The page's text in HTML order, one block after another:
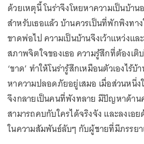
ด้วยเหตุนี้ โนร่าจึงโหยหาความเป็นบ้า
สำหรับเธอแล้ว บ้านควรเป็นที่พักพิงทา
ขาดพ่อไป ความเป็นบ้านจึงเว้าแหว่งแล
สภาพจิตใจของเธอ ความรู้สึกที่ต้องเติ
‘ขาด’ ทำให้โนร่ารู้สึกเหมือนตัวเองไร้บ้
หาความปลอดภัยอยู่เสมอ เมื่อส่วนหนึ่ง
จึงกลายเป็นคนที่พังทลาย มีปัญหาด้าน
สามารถคบกับใครได้จริงจัง และลงเอ
ในความสัมพันธ์ลับๆ กับผู้ชายที่มีภรรย